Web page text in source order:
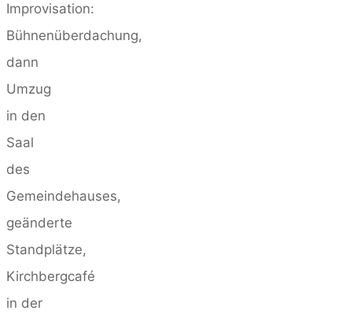
Improvisation:
Bühnenüberdachung,
dann
Umzug
in den
Saal
des
Gemeindehauses,
geänderte
Standplätze,
Kirchbergcafé
in der